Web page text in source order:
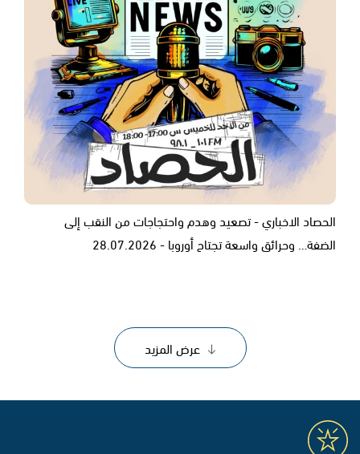
الحصاد الاخباري - تصعيد وهدم واحتجاجات من النقب إلى
الضفة… وحرائق واسعة تجتاح أوروبا - 28.07.2026
عرض المزيد